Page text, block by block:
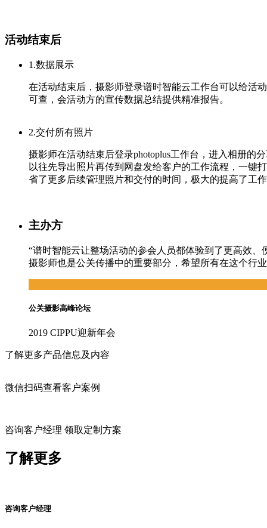
活动结束后
1.数据展示
在活动结束后，摄影师登录谱时智能云工作台可以给活
可查，会活动方的宣传数据总结提供精准报告。
2.交付所有照片
摄影师在活动结束后登录photoplus工作台，进入相册的
以往先导出照片再传到网盘发给客户的工作流程，一键
省了更多后续管理照片和交付的时间，极大的提高了工
主办方
“谱时智能云让整场活动的参会人员都体验到了更高效
摄影师也是公关传播中的重要部分，希望所有在这个行
公关摄影高峰论坛
2019 CIPPU迎新年会
了解更多产品信息及内容
微信扫码查看客户案例
咨询客户经理 领取定制方案
了解更多
咨询客户经理